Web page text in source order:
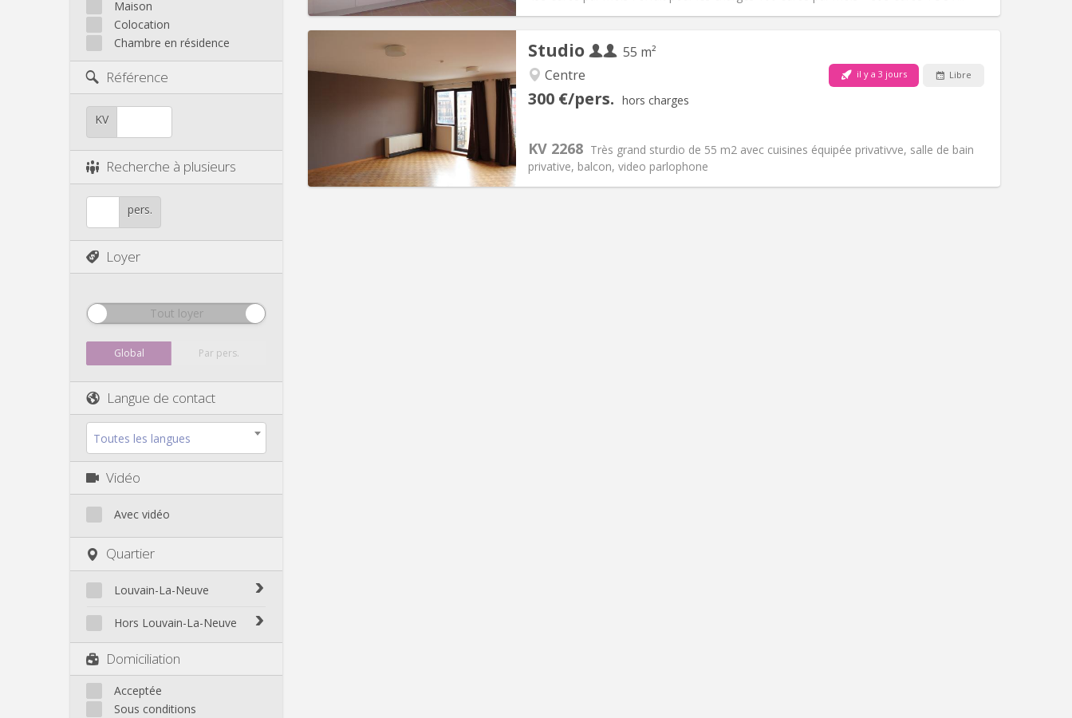
Maison
Colocation
Chambre en résidence
Référence
KV
Recherche à plusieurs
pers.
Loyer
Tout loyer
Global Par pers.
Langue de contact
Toutes les langues
Vidéo
Avec vidéo
Quartier
Louvain-La-Neuve
Biéreau
Centre
L'Hocaille
La Baraque
Hors Louvain-La-Neuve
Genappe
Mont-Saint-Guibert
Domiciliation
Acceptée
Sous conditions
Studio
55 m²
Centre
300 €/pers. hors charges
il y a 3 jours Libre
KV 2268 Très grand sturdio de 55 m2 avec cuisines équipée privativve, salle de bain
privative, balcon, video parlophone
Infos Pratiques
600 € (300 €/pers.)
70 € (35 €/pers.)
12 mois
Acceptée
Aménagement
Superficie:55 m2
Animaux de compagnie:Non